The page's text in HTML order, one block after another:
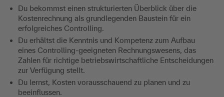
Du bekommst einen strukturierten Überblick über die
Kostenrechnung als grundlegenden Baustein für ein
erfolgreiches Controlling.
Du erhältst die Kenntnis und Kompetenz zum Aufbau
eines Controlling-geeigneten Rechnungswesens, das
Zahlen für richtige betriebswirtschaftliche Entscheidungen
zur Verfügung stellt.
Du lernst, Kosten vorausschauend zu planen und zu
beeinflussen.